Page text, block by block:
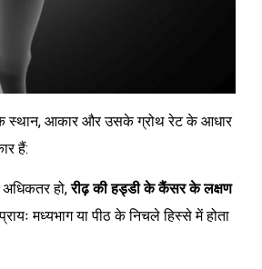
स्थान, आकार और उसके ग्रोथ रेट के आधार
हैं:
अधिकतर हो,रीढ़ की हड्डी के कैंसर के लक्षण
मध्यभाग या पीठ के निचले हिस्से में होता